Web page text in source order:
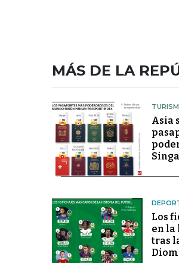
MÁS DE LA
Asia
Los
en la
tras